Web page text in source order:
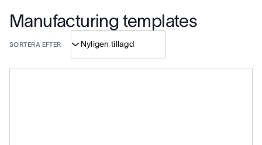
Manufacturing templates
SORTERA EFTER